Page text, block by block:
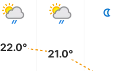
22.0°
21.0°